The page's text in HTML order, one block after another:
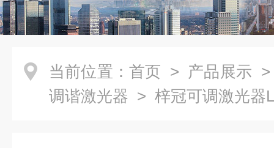
当前位置： 首页 > 产品展示
调谐激光器 > 梓冠可调激光器